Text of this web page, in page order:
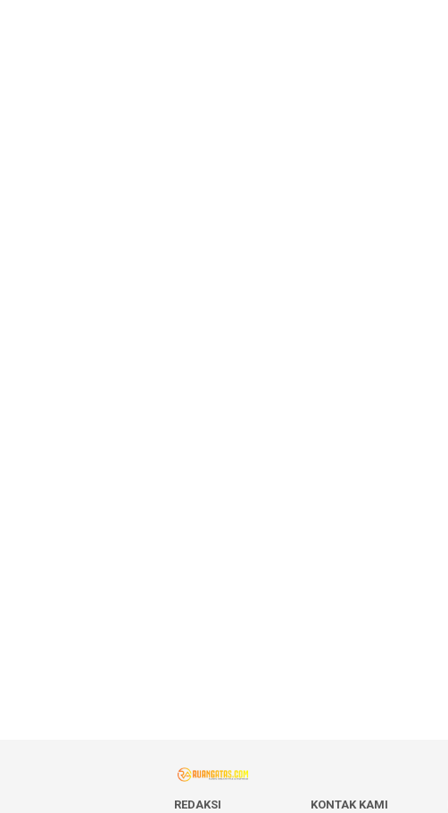
REDAKSI KONTAK KAMI